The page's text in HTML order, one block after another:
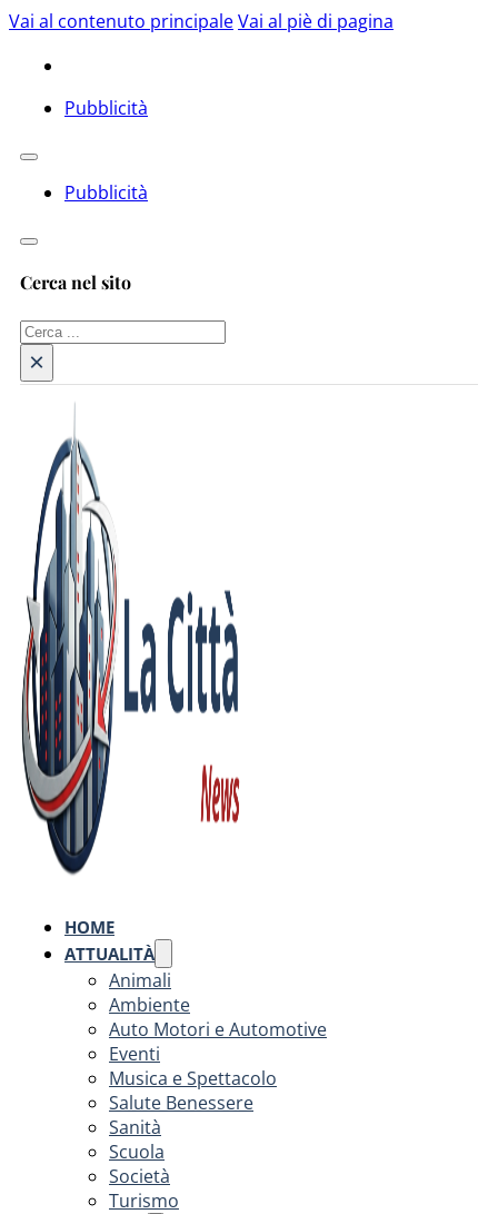
Vai al contenuto principaleVai al piè di pagina
Pubblicità
Pubblicità
Cerca nel sito
Cerca
×
HOME
ATTUALITÀ
Animali
Ambiente
Auto Motori e Automotive
Eventi
Musica e Spettacolo
Salute Benessere
Sanità
Scuola
Società
Turismo